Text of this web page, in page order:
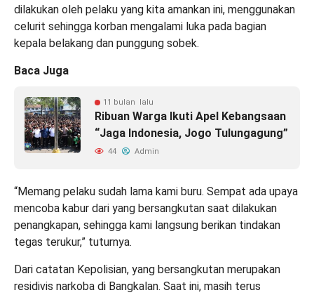
dilakukan oleh pelaku yang kita amankan ini, menggunakan
celurit sehingga korban mengalami luka pada bagian
kepala belakang dan punggung sobek.
Baca Juga
11 bulan lalu
Ribuan Warga Ikuti Apel Kebangsaan
“Jaga Indonesia, Jogo Tulungagung”
44 Admin
“Memang pelaku sudah lama kami buru. Sempat ada upaya
mencoba kabur dari yang bersangkutan saat dilakukan
penangkapan, sehingga kami langsung berikan tindakan
tegas terukur,” tuturnya.
Dari catatan Kepolisian, yang bersangkutan merupakan
residivis narkoba di Bangkalan. Saat ini, masih terus